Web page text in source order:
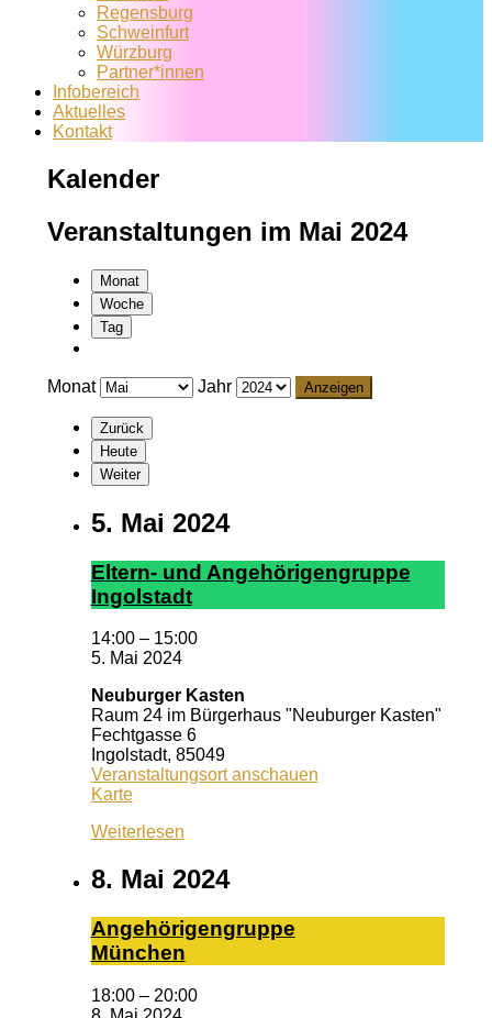
Regensburg
Schweinfurt
Würzburg
Partner*innen
Infobereich
Aktuelles
Kontakt
Kalender
Veranstaltungen im Mai 2024
Monat
Woche
Tag
Monat Jahr
Zurück
Heute
Weiter
5. Mai 2024
El­tern- und An­ge­hör­ig­en­grup­pe
In­gol­stadt
14:00 – 15:00
5. Mai 2024
Neuburger Kasten
Raum 24 im Bürgerhaus "Neuburger Kasten"
Fechtgasse 6
Ingolstadt, 85049
Veranstaltungsort anschauen
KarteNeuburger
Weiterlesen
8. Mai 2024
An­ge­hö­ri­gen­grup­pe
Mün­chen
18:00 – 20:00